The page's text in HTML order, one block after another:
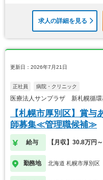
求人の詳細を見る
更新日：2026年7月21日
正社員 病院・クリニック
医療法人サンプラザ 新札幌循環
【札幌市厚別区】賞与
師募集≪管理職候補≫
給与 【月収】30.8万円
勤務地 北海道 札幌市厚別区